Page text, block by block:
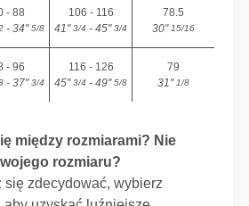
- 88
- 34"5/8
106 - 116
41"3/4 - 45"3/4
78.5
30"15/16
- 96
- 37"3/4
116 - 126
45"3/4 - 49"5/8
79
31"1/8
między rozmiarami? Nie
rozmiaru?
się zdecydować, wybierz